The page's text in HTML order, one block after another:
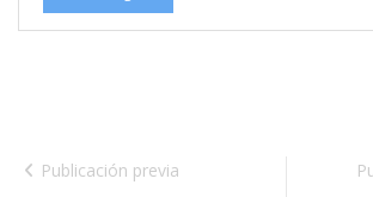
Publicación previa